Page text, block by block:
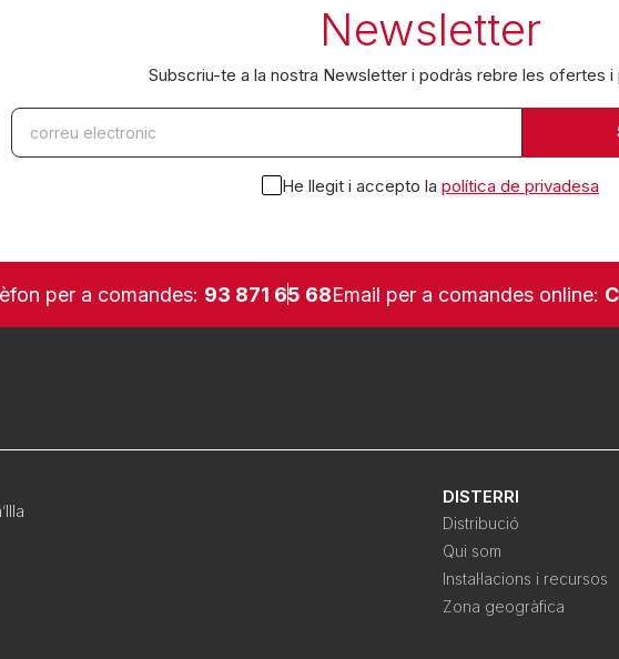
Newsletter
Subscriu-te a la nostra Newsletter i podràs rebre les ofertes i
He llegit i accepto la política de privadesa
per a comandes: 93 871 65 68Email per a comandes online:
DISTERRI
Distribució
Qui som
Instal·lacions i recursos
Zona geogràfica